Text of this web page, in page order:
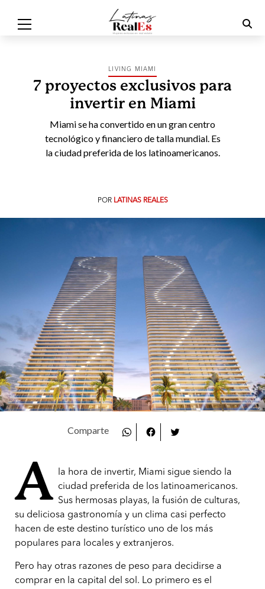
LIVING MIAMI
7 proyectos exclusivos para
invertir en Miami
Miami se ha convertido en un gran centro
tecnológico y financiero de talla mundial. Es
la ciudad preferida de los latinoamericanos.
POR LATINAS REALES
A
la hora de invertir, Miami sigue siendo la
ciudad preferida de los latinoamericanos.
Sus hermosas playas, la fusión de culturas,
su deliciosa gastronomía y un clima casi perfecto
hacen de este destino turístico uno de los más
populares para locales y extranjeros.
Pero hay otras razones de peso para decidirse a
comprar en la capital del sol. Lo primero es el